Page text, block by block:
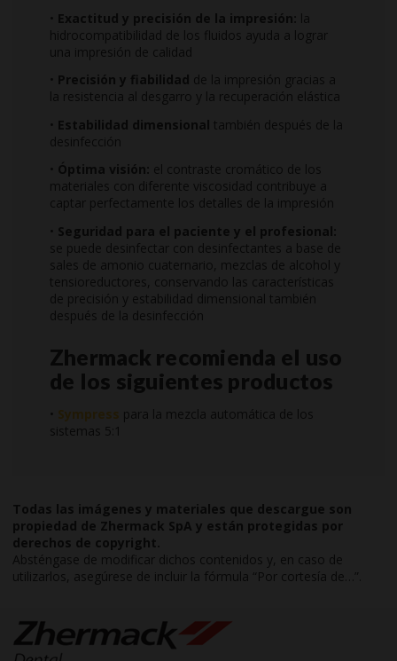
• Exactitud y precisión de la impresión: la
hidrocompatibilidad de los fluidos ayuda a lograr
una impresión de calidad
• Precisión y fiabilidad de la impresión gracias a
la resistencia al desgarro y la recuperación elástica
• Estabilidad dimensional también después de la
desinfección
• Óptima visión: el contraste cromático de los
materiales con diferente viscosidad contribuye a
captar perfectamente los detalles de la impresión
• Seguridad para el paciente y el profesional:
se puede desinfectar con desinfectantes a base de
sales de amonio cuaternario, mezclas de alcohol y
tensioreductores, conservando las características
de precisión y estabilidad dimensional también
después de la desinfección
Zhermack recomienda el uso
de los siguientes productos
• Sympress para la mezcla automática de los
sistemas 5:1
Todas las imágenes y materiales que descargue son
propiedad de Zhermack SpA y están protegidas por
derechos de copyright.
Absténgase de modificar dichos contenidos y, en caso de
utilizarlos, asegúrese de incluir la fórmula “Por cortesía de…”.